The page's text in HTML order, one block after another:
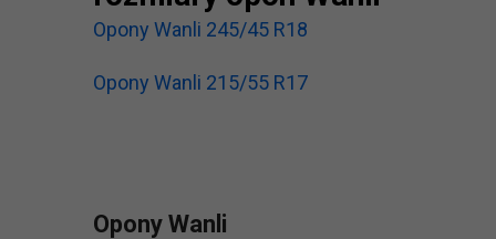
Opony Wanli 245/45 R18
Opony Wanli 215/55 R17
Opony Wanli